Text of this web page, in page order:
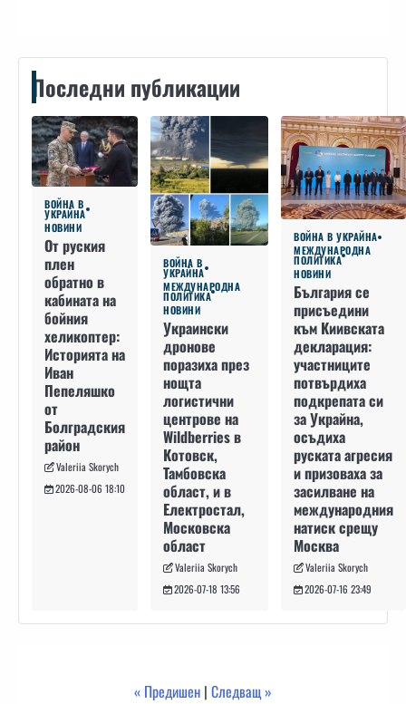
Последни публикации
ВОЙНА В
УКРАЙНА
НОВИНИ
От руския
плен
обратно в
кабината на
бойния
хеликоптер:
Историята на
Иван
Пепеляшко
от
Болградския
район
Valeriia Skorych
2026-08-06 18:10
ВОЙНА В
УКРАЙНА
МЕЖДУНАРОДНА
ПОЛИТИКА
НОВИНИ
Украински
дронове
поразиха през
нощта
логистични
центрове на
Wildberries в
Котовск,
Тамбовска
област, и в
Електростал,
Московска
област
Valeriia Skorych
2026-07-18 13:56
ВОЙНА В УКРАЙНА
МЕЖДУНАРОДНА
ПОЛИТИКА
НОВИНИ
България се
присъедини
към Киивската
декларация:
участниците
потвърдиха
подкрепата си
за Украйна,
осъдиха
руската агресия
и призоваха за
засилване на
международния
натиск срещу
Москва
Valeriia Skorych
2026-07-16 23:49
« Предишен | Следващ »